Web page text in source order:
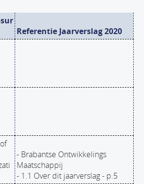
Referentie Jaarverslag 2020
- Brabantse Ontwikkelings
Maatschappij
- 1.1 Over dit jaarverslag - p.5